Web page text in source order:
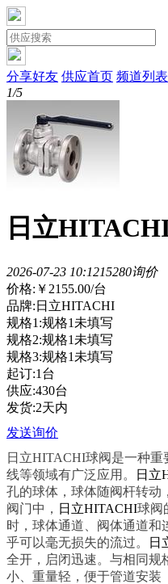
分享好友 供应首页 频道列表
1/5
日立
2026-07-23 10:1215280询价
价格: ￥2155.00/台
品牌:日立HITACHI
规格1:规格1未填写
规格2:规格1未填写
规格3:规格1未填写
起订:1台
供应:430台
发货:2天内
发送询价
日立HITACHI球阀是一种
线等领域有广泛应用。
日立
孔的球体，球体随阀杆转动
阀门中， 日立HITACHI球阀
时，球体通道、阀体通道和
乎可以毫无损失的流过。
日
全开，启闭迅速。与相同规
小、重量轻，便于管道安装